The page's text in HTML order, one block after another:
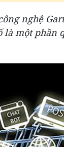
nghệ
là một phần